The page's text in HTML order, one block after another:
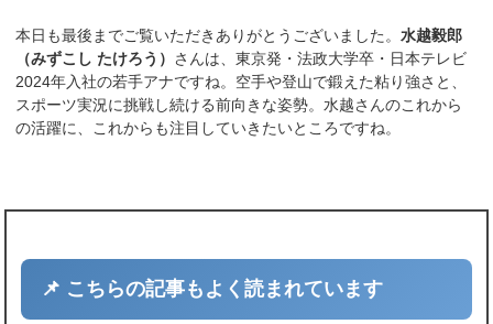
本日も最後までご覧いただきありがとうございました。水越毅郎
（みずこし たけろう） さんは、東京発・法政大学卒・日本テレビ
2024年入社の若手アナですね。空手や登山で鍛えた粘り強さと、
スポーツ実況に挑戦し続ける前向きな姿勢。水越さんのこれから
の活躍に、これからも注目していきたいところですね。
📌 こちらの記事もよく読まれています